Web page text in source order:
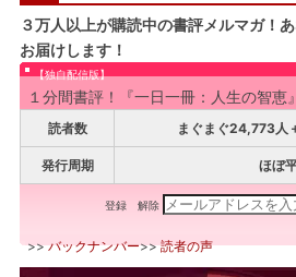
３万人以上が購読中の書評メルマガ！
お届けします！
【独自配信版】
１分間書評！『一日一冊：人生の智恵』
読者数 まぐまぐ24,773人
発行周期 ほぼ
登録 解除
>>バックナンバー>>読者の声